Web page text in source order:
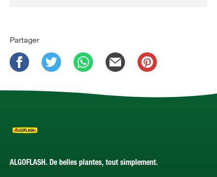
Partager
ALGOFLASH. De belles plantes, tout simplement.